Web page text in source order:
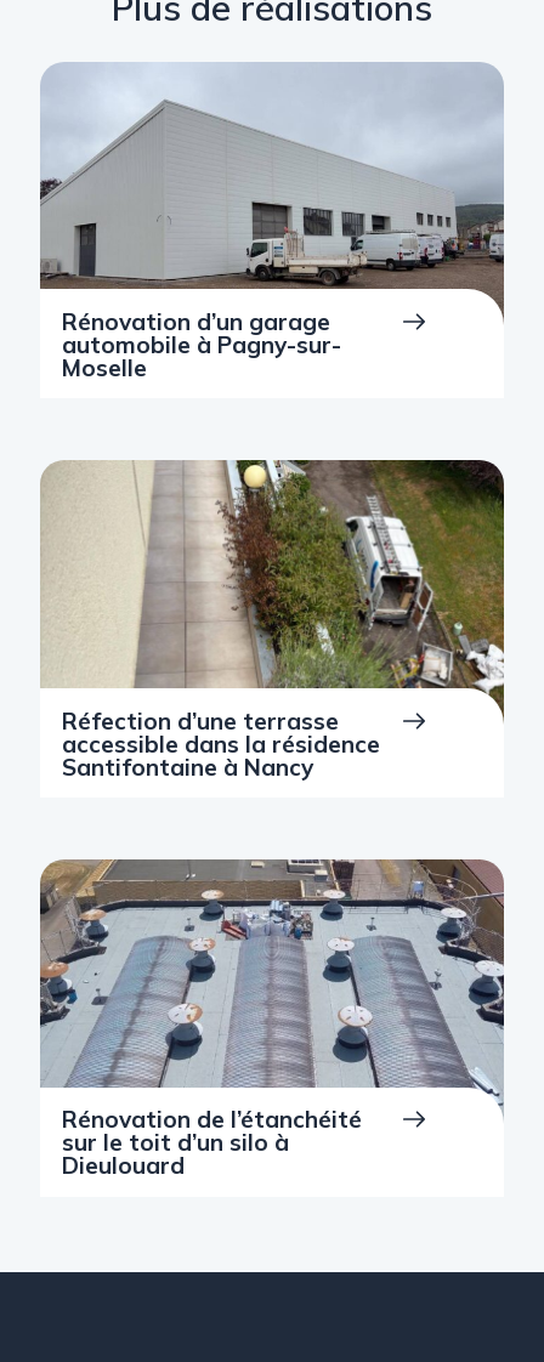
Rénovation d’un garage
automobile à Pagny-sur-
Moselle
Réfection d’une terrasse
accessible dans la résidence
Santifontaine à Nancy
Rénovation de l’étanchéité
sur le toit d’un silo à
Dieulouard